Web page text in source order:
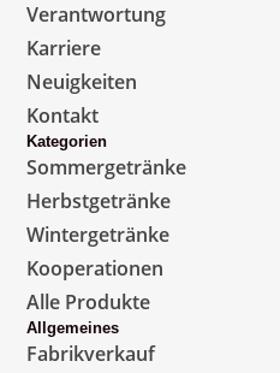
Verantwortung
Karriere
Neuigkeiten
Kontakt
Kategorien
Sommergetränke
Herbstgetränke
Wintergetränke
Kooperationen
Alle Produkte
Allgemeines
Fabrikverkauf